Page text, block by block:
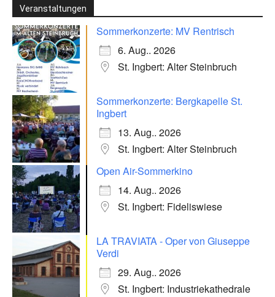
Veranstaltungen
Sommerkonzerte: MV Rentrisch
6. Aug.. 2026
St. Ingbert: Alter Steinbruch
Sommerkonzerte: Bergkapelle St.
Ingbert
13. Aug.. 2026
St. Ingbert: Alter Steinbruch
Open Air-Sommerkino
14. Aug.. 2026
St. Ingbert: Fideliswiese
LA TRAVIATA - Oper von Giuseppe
Verdi
29. Aug.. 2026
St. Ingbert: Industriekathedrale